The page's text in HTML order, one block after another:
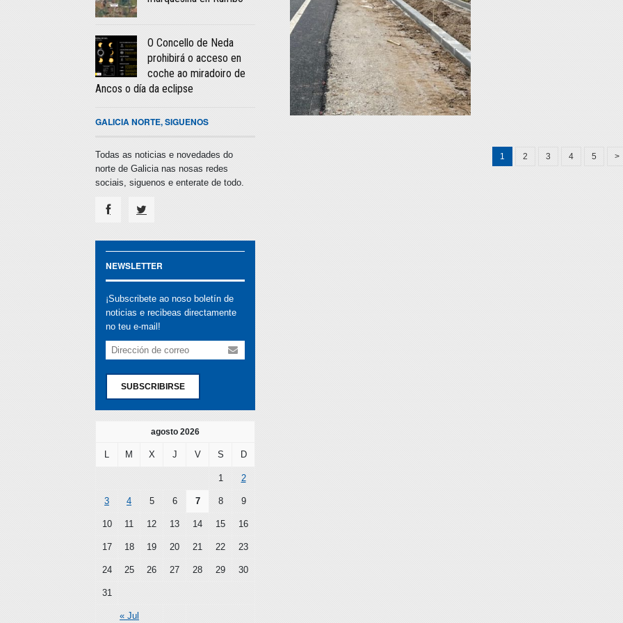
1 2 3 4 5 >
O Concello de Neda
prohibirá o acceso en
coche ao miradoiro de
Ancos o día da eclipse
GALICIA NORTE, SIGUENOS
Todas as noticias e novedades do
norte de Galicia nas nosas redes
sociais, siguenos e enterate de todo.
NEWSLETTER
¡Subscribete ao noso boletín de
noticias e recibeas directamente
no teu e-mail!
SUBSCRIBIRSE
agosto 2026
L M X J V S D
« Jul
1 2
3 4 5 6 7 8 9
10 11 12 13 14 15 16
17 18 19 20 21 22 23
24 25 26 27 28 29 30
31